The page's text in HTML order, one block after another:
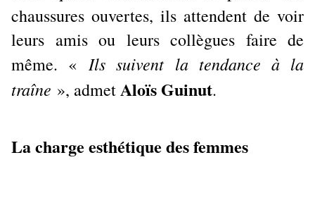
chaussures ouvertes, ils attendent de voir
leurs amis ou leurs collègues faire de
même. « Ils suivent la tendance à la
traîne », admetAloïs Guinut.
La charge esthétique des femmes